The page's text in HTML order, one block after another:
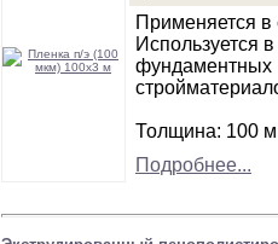
Применяется в
Используется
фундаментных
Толщина: 100
Подробнее...